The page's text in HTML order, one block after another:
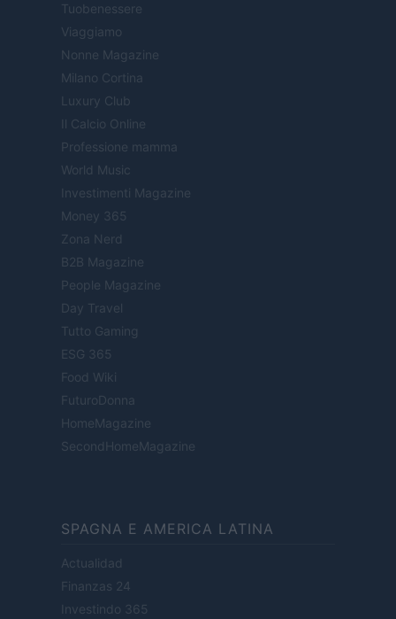
Tuobenessere
Viaggiamo
Nonne Magazine
Milano Cortina
Luxury Club
Il Calcio Online
Professione mamma
World Music
Investimenti Magazine
Money 365
Zona Nerd
B2B Magazine
People Magazine
Day Travel
Tutto Gaming
ESG 365
Food Wiki
FuturoDonna
HomeMagazine
SecondHomeMagazine
SPAGNA E AMERICA LATINA
Actualidad
Finanzas 24
Investindo 365